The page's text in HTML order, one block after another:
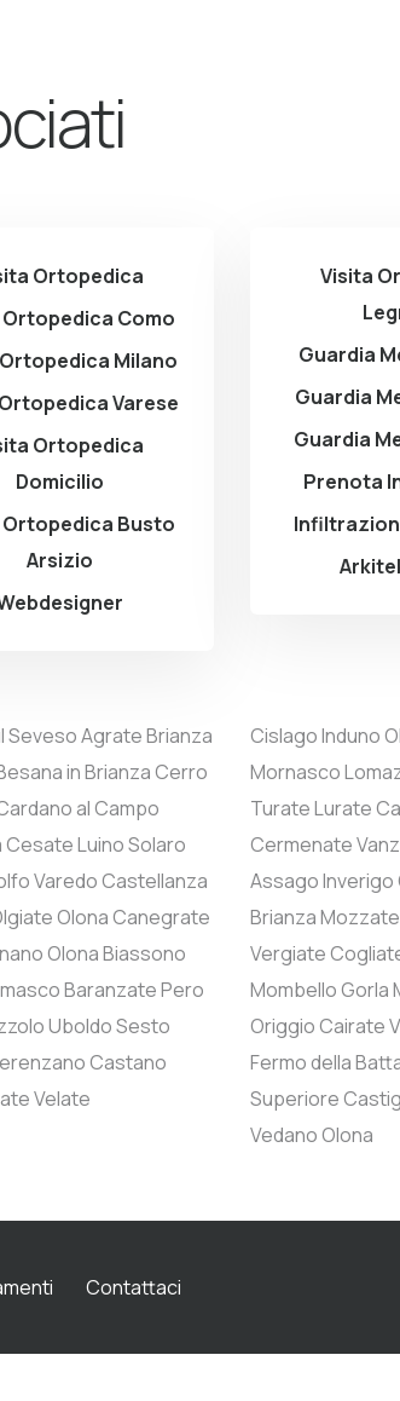
Ortopedica
Como
Milano
Varese
Ortopedica
Domicilio
Busto
Arsizio
Visita
Guardia
Guardia
Guardia
Prenota
SevesoAgrate Brianza
in Brianza Cerro
al Campo
CesateLuinoSolaro
Varedo Castellanza
Olona Canegrate
OlonaBiassono
BaranzatePero
UboldoSesto
Castano
Velate
CislagoInduno
Mornasco
TurateLurate
Cermenate
AssagoInverigo
BrianzaMozzate
Vergiate
Mombello Gorla
Origgio Cairate
Fermo della
Superiore
Vedano Olona
Contattaci